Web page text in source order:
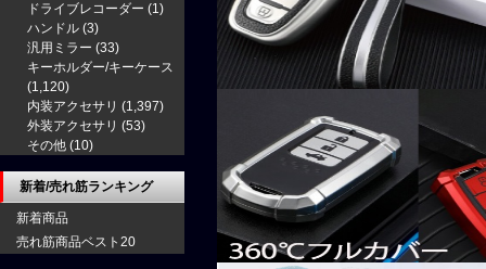
ドライブレコーダー (1)
ハンドル (3)
汎用ミラー (33)
キーホルダー/キーケース
(1,120)
内装アクセサリ (1,397)
外装アクセサリ (53)
その他 (10)
新着/売れ筋ランキング
新着商品
売れ筋商品ベスト20